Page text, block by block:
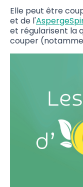
Elle peut être
et de l'
et régularisent la
couper